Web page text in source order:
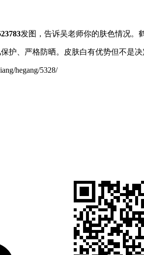
发图，告诉吴老师你的肤色情况。
护、严格防晒。皮肤白有优势但不是
hegang/5328/